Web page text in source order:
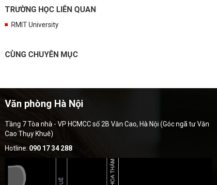
TRƯỜNG HỌC LIÊN QUAN
RMIT University
CÙNG CHUYÊN MỤC
Văn phòng Hà Nội
Tầng 7 Tòa nhà - VP HCMCC số 2B Văn Cao, Hà Nội (Góc ngã tư Văn
Cao Thụy Khuê)
Hotline: 090 17 34 288